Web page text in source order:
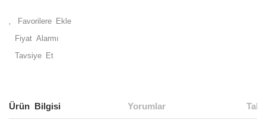
Fiyat Alarmı
Tavsiye Et
Ürün Bilgisi Yorumlar